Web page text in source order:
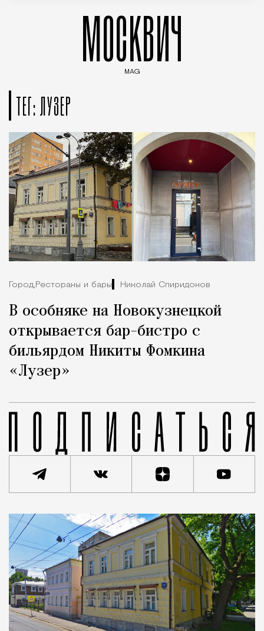
МОСКВИЧ
MAG
ТЕГ: ЛУЗЕР
Город, Рестораны и бары Николай Спиридонов
В особняке на Новокузнецкой
открывается бар-бистро с
бильярдом Никиты Фомкина
«Лузер»